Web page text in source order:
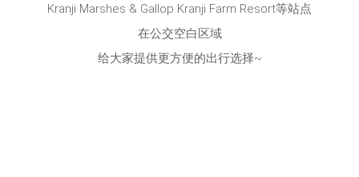
Kranji Marshes & Gallop Kranji Farm Resort等站点
在公交空白区域
给大家提供更方便的出行选择~